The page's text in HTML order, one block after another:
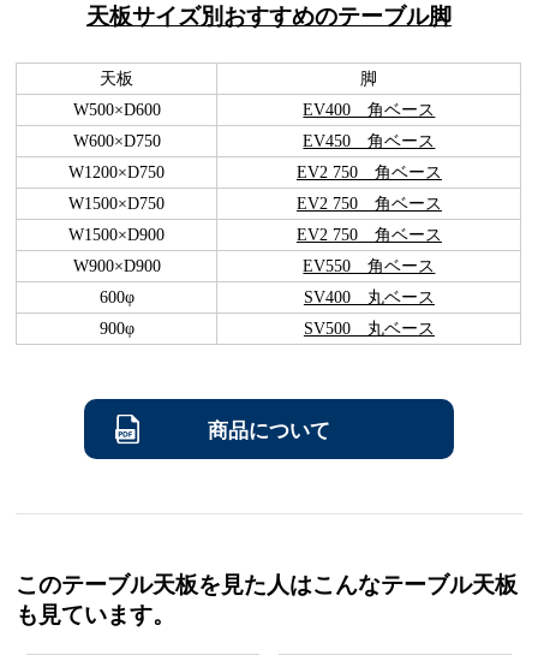
天板サイズ別おすすめのテーブル脚
天板
脚
W500×D600
EV400 角ベース
W600×D750
EV450 角ベース
W1200×D750
EV2 750 角ベース
W1500×D750
EV2 750 角ベース
W1500×D900
EV2 750 角ベース
W900×D900
EV550 角ベース
600φ
SV400 丸ベース
900φ
SV500 丸ベース
商品について
このテーブル天板を見た人はこんなテーブル天板
も見ています。